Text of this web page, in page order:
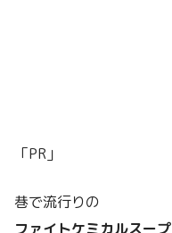
「PR」
巷で流行りの
ファイトケミカルスープ